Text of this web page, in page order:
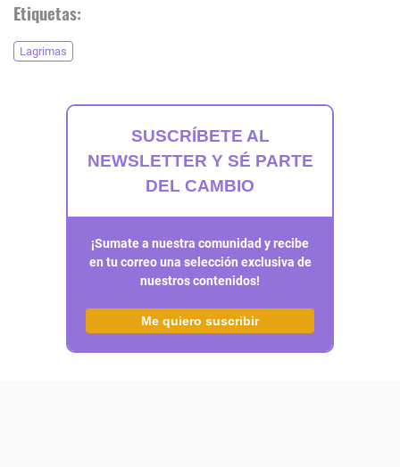
Etiquetas:
Lagrimas
SUSCRÍBETE AL
NEWSLETTER Y SÉ PARTE
DEL CAMBIO
¡Sumate a nuestra comunidad y recibe
en tu correo una selección exclusiva de
nuestros contenidos!
Me quiero suscribir